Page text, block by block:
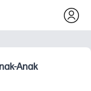
Anak